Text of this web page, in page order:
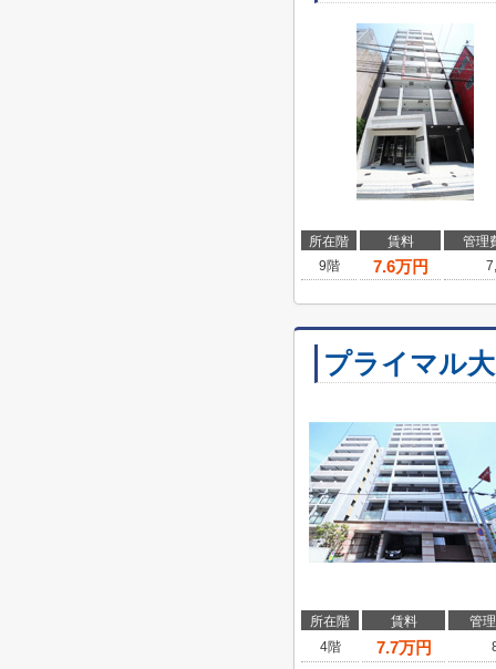
所在階 賃料
管理
9階
7.6万円
プライマル
所在階 賃料
管
4階
7.7万円